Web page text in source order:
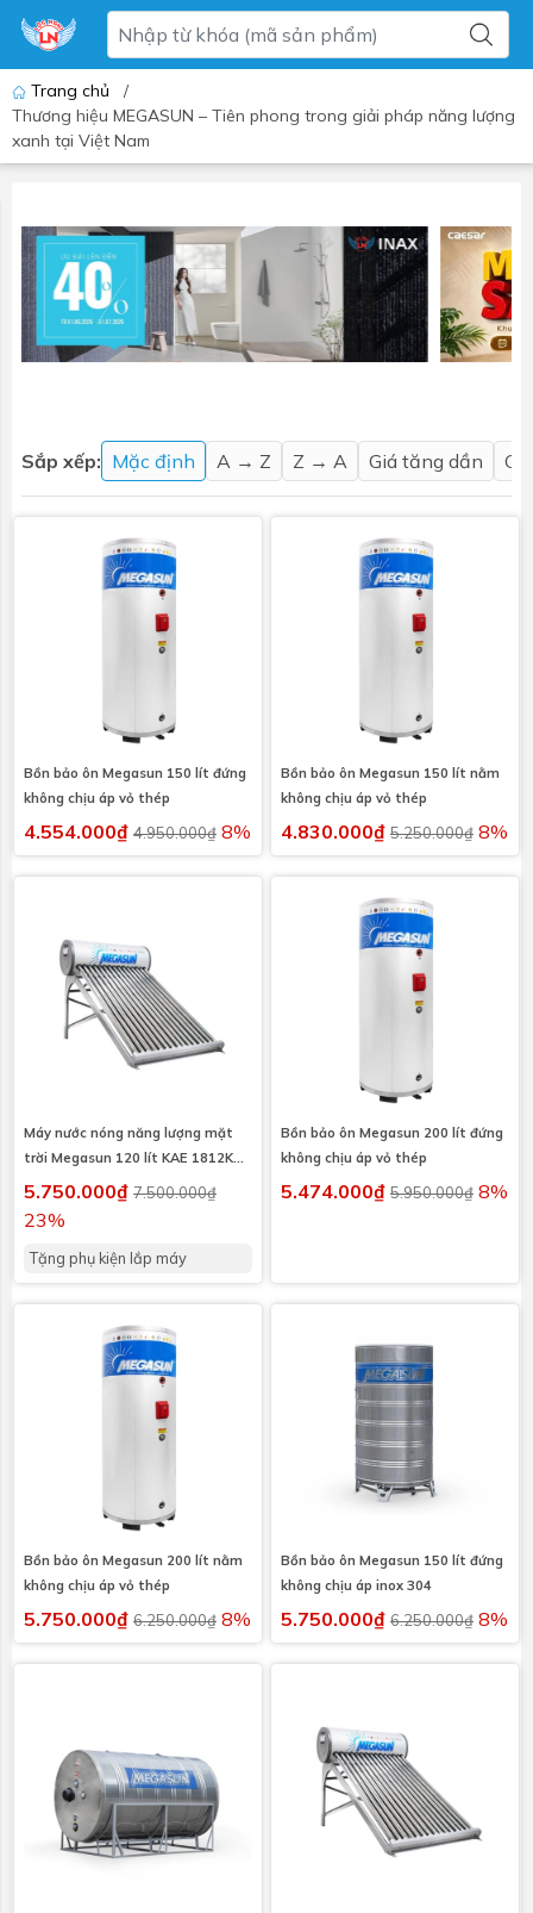
Trang chủ
/
Thương hiệu MEGASUN – Tiên phong trong giải pháp năng lượng
xanh tại Việt Nam
Sắp xếp: Mặc định A → Z Z → A Giá tăng dần
Bồn bảo ôn Megasun 150 lít đứng
không chịu áp vỏ thép
4.554.000₫ 4.950.000₫ 8%
Bồn bảo ôn Megasun 150 lít nằm
không chịu áp vỏ thép
4.830.000₫ 5.250.000₫ 8%
Máy nước nóng năng lượng mặt
trời Megasun 120 lít KAE 1812KAE
I304
5.750.000₫ 7.500.000₫
23%
Tặng phụ kiện lắp máy
Bồn bảo ôn Megasun 200 lít đứng
không chịu áp vỏ thép
5.474.000₫ 5.950.000₫ 8%
Bồn bảo ôn Megasun 200 lít nằm
không chịu áp vỏ thép
5.750.000₫ 6.250.000₫ 8%
Bồn bảo ôn Megasun 150 lít đứng
không chịu áp inox 304
5.750.000₫ 6.250.000₫ 8%